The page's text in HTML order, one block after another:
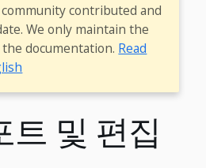
contributed and
We only maintain the
documentation. Read
트 및 편집